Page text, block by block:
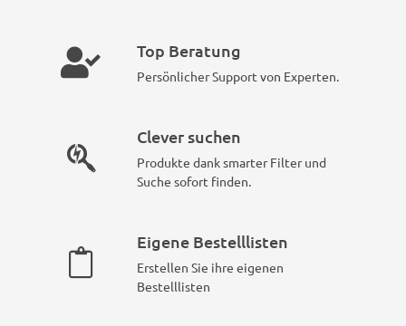
Top Beratung
Persönlicher Support von Experten.
Clever suchen
Produkte dank smarter Filter und
Suche sofort finden.
Eigene Bestelllisten
Erstellen Sie ihre eigenen
Bestelllisten